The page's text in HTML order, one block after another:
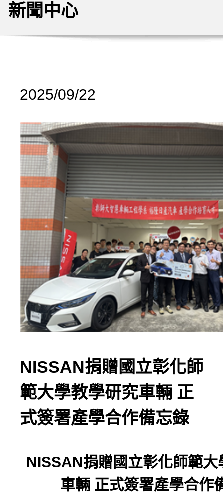
新聞中心
2025/09/22
NISSAN捐贈國立彰化師
範大學教學研究車輛 正
式簽署產學合作備忘錄
NISSAN捐贈國立彰化師範大
車輛 正式簽署產學合作